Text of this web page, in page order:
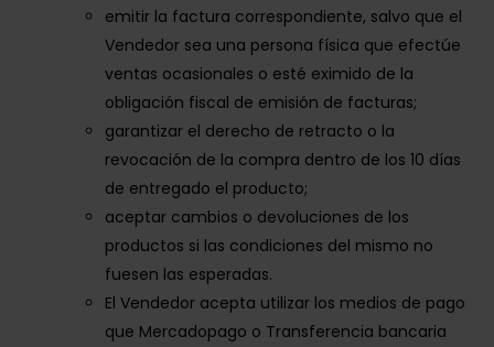
emitir la factura correspondiente, salvo que el
Vendedor sea una persona física que efectúe
ventas ocasionales o esté eximido de la
obligación fiscal de emisión de facturas;
garantizar el derecho de retracto o la
revocación de la compra dentro de los 10 días
de entregado el producto;
aceptar cambios o devoluciones de los
productos si las condiciones del mismo no
fuesen las esperadas.
El Vendedor acepta utilizar los medios de pago
que Mercadopago o Transferencia bancaria